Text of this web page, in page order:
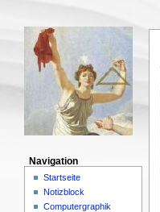
Navigation
Startseite
Notizblock
Computergraphik